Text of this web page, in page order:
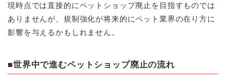
現時点では直接的にペットショップ廃止を目指すものでは
ありませんが、規制強化が将来的にペット業界の在り方に
影響を与えるかもしれません。
■世界中で進むペットショップ廃止の流れ